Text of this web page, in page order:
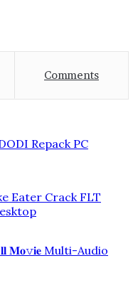
Comments
Repack PC
Eater Crack FLT
𝐌𝐨𝚟𝐢𝐞 Multi-Audio